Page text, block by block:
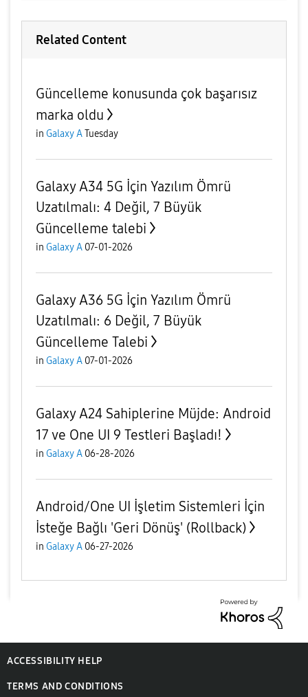
Related Content
Güncelleme konusunda çok başarısız
marka oldu
in Galaxy ATuesday
Galaxy A34 5G İçin Yazılım Ömrü
Uzatılmalı: 4 Değil, 7 Büyük
Güncelleme talebi
in Galaxy A 07-01-2026
Galaxy A36 5G İçin Yazılım Ömrü
Uzatılmalı: 6 Değil, 7 Büyük
Güncelleme Talebi
in Galaxy A 07-01-2026
Galaxy A24 Sahiplerine Müjde: Android
17 ve One UI 9 Testleri Başladı!
in Galaxy A 06-28-2026
Android/One UI İşletim Sistemleri İçin
İsteğe Bağlı 'Geri Dönüş' (Rollback)
in Galaxy A 06-27-2026
ACCESSIBILITY HELP
TERMS AND CONDITIONS